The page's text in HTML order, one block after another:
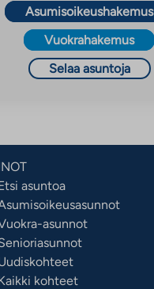
Asumisoikeushakemus
Vuokrahakemus
Selaa asuntoja
asuntoa
asunnot
kohteet